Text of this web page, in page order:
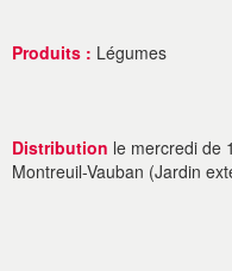
Produits : Légumes
Distribution le mercredi de
Montreuil-Vauban (Jardin